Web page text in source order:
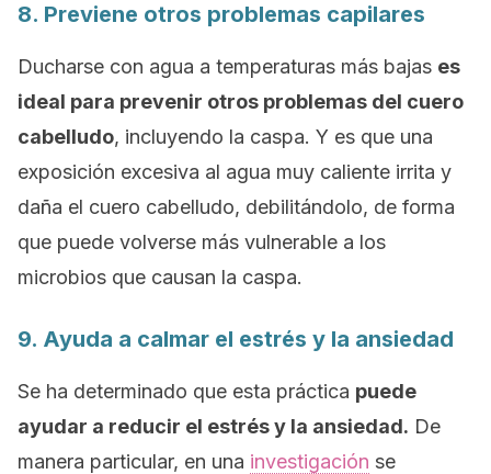
8. Previene otros problemas capilares
Ducharse con agua a temperaturas más bajas es
ideal para prevenir otros problemas del cuero
cabelludo, incluyendo la caspa. Y es que una
exposición excesiva al agua muy caliente irrita y
daña el cuero cabelludo, debilitándolo, de forma
que puede volverse más vulnerable a los
microbios que causan la caspa.
9. Ayuda a calmar el estrés y la ansiedad
Se ha determinado que esta práctica puede
ayudar a reducir el estrés y la ansiedad. De
manera particular, en una investigación se